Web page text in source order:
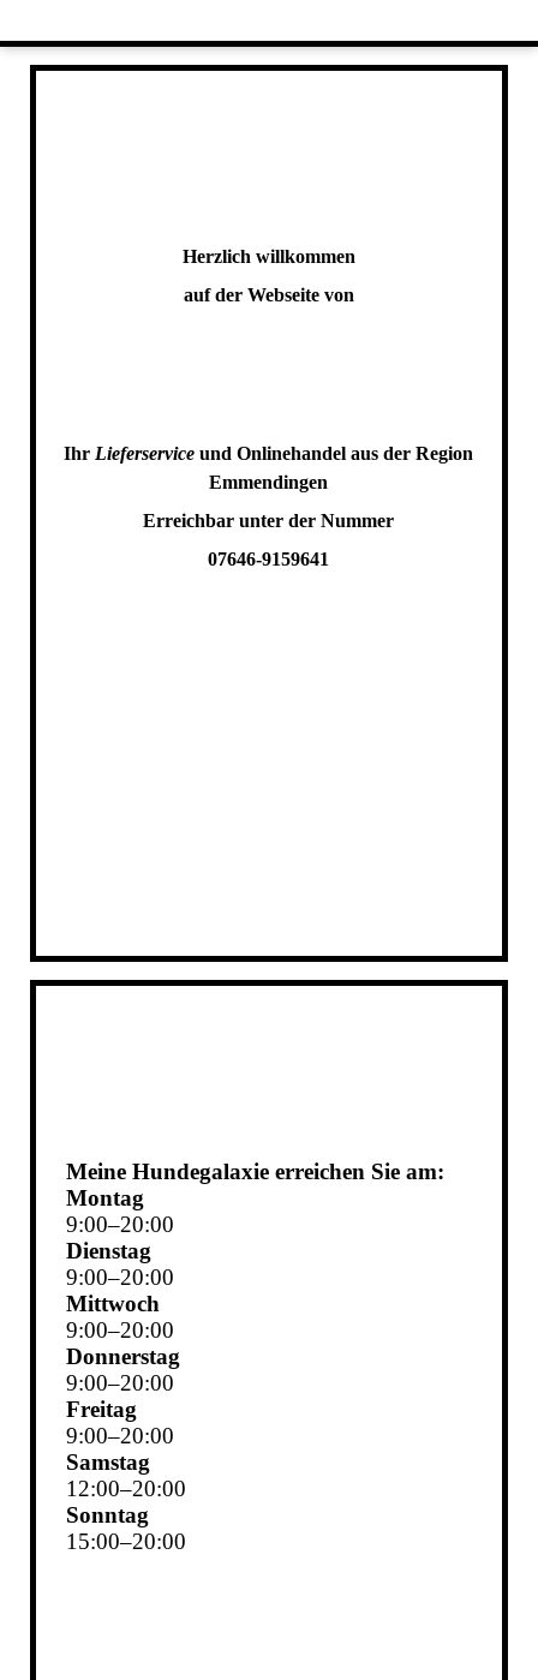
Herzlich willkommen
auf der Webseite von
Ihr Lieferservice und Onlinehandel aus der Region
Emmendingen
Erreichbar unter der Nummer
07646-9159641
Meine Hundegalaxie erreichen Sie am:
Montag
9:00–20:00
Dienstag
9:00–20:00
Mittwoch
9:00–20:00
Donnerstag
9:00–20:00
Freitag
9:00–20:00
Samstag
12:00–20:00
Sonntag
15:00–20:00